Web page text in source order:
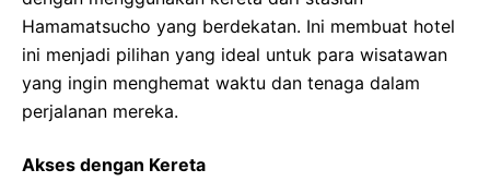
Hamamatsucho yang berdekatan. Ini membuat hotel
ini menjadi pilihan yang ideal untuk para wisatawan
yang ingin menghemat waktu dan tenaga dalam
perjalanan mereka.
Akses dengan Kereta